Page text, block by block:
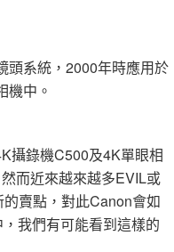
頭系統，2000年時應用於
機中。
攝錄機C500及4K單眼相
而近來越來越多EVIL或
賣點，對此Canon會如
我們有可能看到這樣的